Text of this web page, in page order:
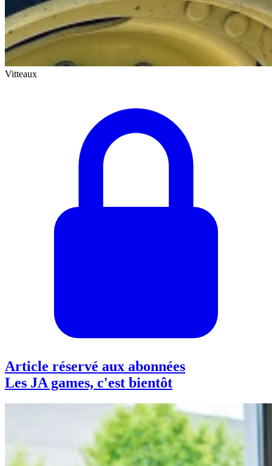
Vitteaux
Article réservé aux abonnées
Les JA games, c'est bientôt